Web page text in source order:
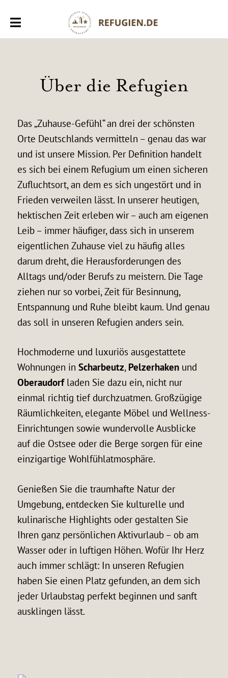
Über die Refugien
Das „Zuhause-Gefühl“ an drei der schönsten
Orte Deutschlands vermitteln – genau das war
und ist unsere Mission. Per Definition handelt
es sich bei einem Refugium um einen sicheren
Zufluchtsort, an dem es sich ungestört und in
Frieden verweilen lässt. In unserer heutigen,
hektischen Zeit erleben wir – auch am eigenen
Leib – immer häufiger, dass sich in unserem
eigentlichen Zuhause viel zu häufig alles
darum dreht, die Herausforderungen des
Alltags und/oder Berufs zu meistern. Die Tage
ziehen nur so vorbei, Zeit für Besinnung,
Entspannung und Ruhe bleibt kaum. Und genau
das soll in unseren Refugien anders sein.
Hochmoderne und luxuriös ausgestattete
Wohnungen in Scharbeutz, Pelzerhaken und
Oberaudorfladen Sie dazu ein, nicht nur
einmal richtig tief durchzuatmen. Großzügige
Räumlichkeiten, elegante Möbel und Wellness-
Einrichtungen sowie wundervolle Ausblicke
auf die Ostsee oder die Berge sorgen für eine
einzigartige Wohlfühlatmosphäre.
Genießen Sie die traumhafte Natur der
Umgebung, entdecken Sie kulturelle und
kulinarische Highlights oder gestalten Sie
Ihren ganz persönlichen Aktivurlaub – ob am
Wasser oder in luftigen Höhen. Wofür Ihr Herz
auch immer schlägt: In unseren Refugien
haben Sie einen Platz gefunden, an dem sich
jeder Urlaubstag perfekt beginnen und sanft
ausklingen lässt.